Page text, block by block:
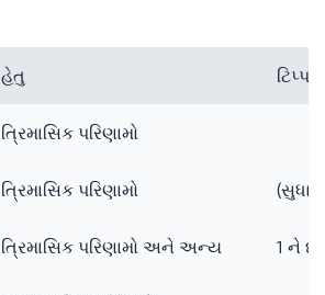
હેતુ
ત્રિમાસિક પરિણામો
ત્રિમાસિક પરિણામો
ત્રિમાસિક પરિણામો અને અન્ય 1 ને